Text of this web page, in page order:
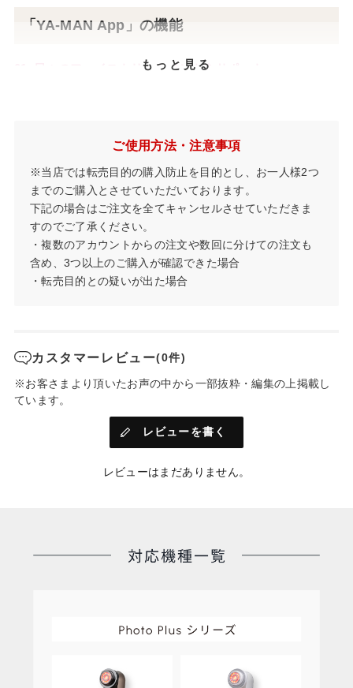
「YA-MAN App」の機能
01. 日々のフェイストリートメントをサポート
①RFのビジュアル化
RFによる肌内部の温度を概算し、見える化
②洗顔のビジュアル化
顔に疑似汚れを加え、洗顔の見える化
③表面保湿のビジュアル化
イオン導入を行った肌表面を見える化
⑤使い方ガイド
顔に表示されたマーカーを追いかけることで理想の動かし方を
見える化
02. 使用履歴やお肌の変化を記録
使用したモードやBefore/Afterの写真など日々の記録をカレンダ
ーに残すことができます。
*対応デバイス……iPhone X以上、iPad Pro 11インチ（第1、２
世代）、iPad Pro 12,9インチ（第3、４世代）
もっと見る
ご使用方法・注意事項
※当店では転売目的の購入防止を目的とし、お一人様2つ
までのご購入とさせていただいております。
下記の場合はご注文を全てキャンセルさせていただきま
すのでご了承ください。
・複数のアカウントからの注文や数回に分けての注文も
含め、3つ以上のご購入が確認できた場合
・転売目的との疑いが出た場合
カスタマーレビュー(0件)
※お客さまより頂いたお声の中から一部抜粋・編集の上掲載し
ています。
レビューを書く
レビューはまだありません。